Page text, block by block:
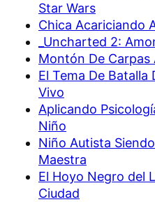
Star Wars
Chica Acariciando
_Uncharted 2:
Montón De Carpas
El Tema De Batalla
Vivo
Aplicando
Niño
Niño Autista
Maestra
El Hoyo Negro del
Ciudad